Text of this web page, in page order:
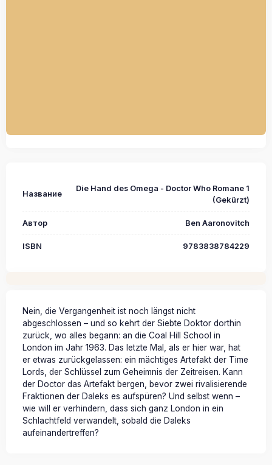
Название
Die Hand des Omega - Doctor Who Romane 1
(Gekürzt)
Автор Ben Aaronovitch
ISBN 9783838784229
Nein, die Vergangenheit ist noch längst nicht
abgeschlossen – und so kehrt der Siebte Doktor dorthin
zurück, wo alles begann: an die Coal Hill School in
London im Jahr 1963. Das letzte Mal, als er hier war, hat
er etwas zurückgelassen: ein mächtiges Artefakt der Time
Lords, der Schlüssel zum Geheimnis der Zeitreisen. Kann
der Doctor das Artefakt bergen, bevor zwei rivalisierende
Fraktionen der Daleks es aufspüren? Und selbst wenn –
wie will er verhindern, dass sich ganz London in ein
Schlachtfeld verwandelt, sobald die Daleks
aufeinandertreffen?